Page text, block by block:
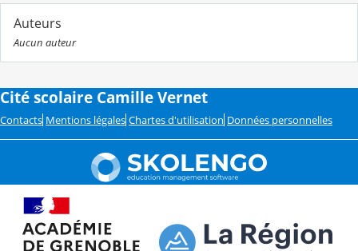
Auteurs
Aucun auteur
Cité scolaire Camille Vernet
Contacts Mentions légales Chartes d'utilisation Données personnelles